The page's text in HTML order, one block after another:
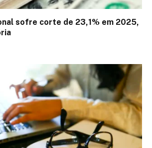
sofre corte de 23,1% em 2025,